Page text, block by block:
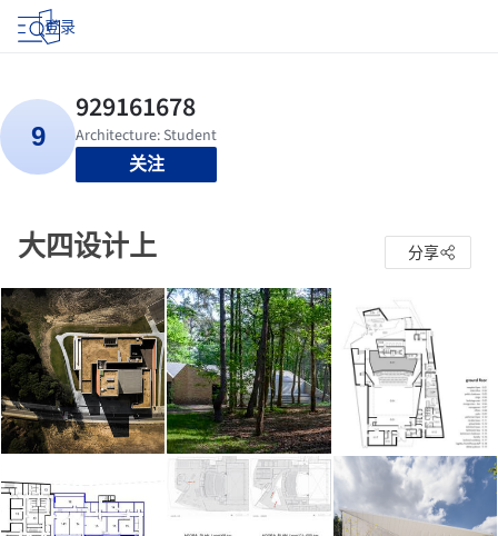
登录
关注
大四设计上 分享